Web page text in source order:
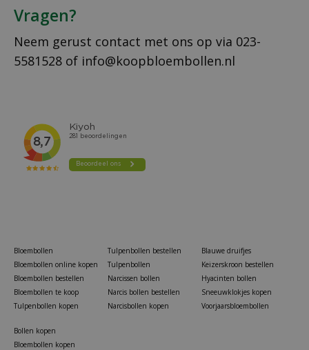
Vragen?
Neem gerust contact met ons op via 023-
5581528 of info@koopbloembollen.nl
Bloembollen
Bloembollen online kopen
Bloembollen bestellen
Bloembollen te koop
Tulpenbollen kopen
Tulpenbollen bestellen
Tulpenbollen
Narcissen bollen
Narcis bollen bestellen
Narcisbollen kopen
Blauwe druifjes
Keizerskroon bestellen
Hyacinten bollen
Sneeuwklokjes kopen
Voorjaarsbloembollen
Bollen kopen
Bloembollen kopen